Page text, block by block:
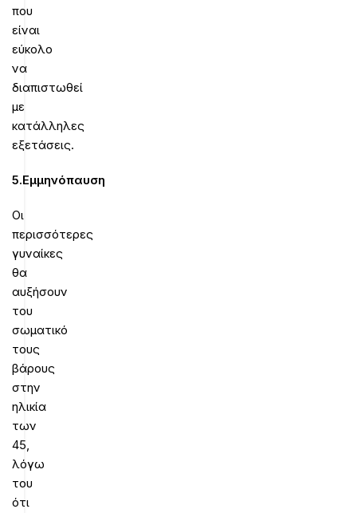
που
είναι
εύκολο
να
διαπιστωθεί
με
κατάλληλες
εξετάσεις.
5.Εμμηνόπαυση
Οι
περισσότερες
γυναίκες
θα
αυξήσουν
του
σωματικό
τους
βάρους
στην
ηλικία
των
45,
λόγω
του
ότι